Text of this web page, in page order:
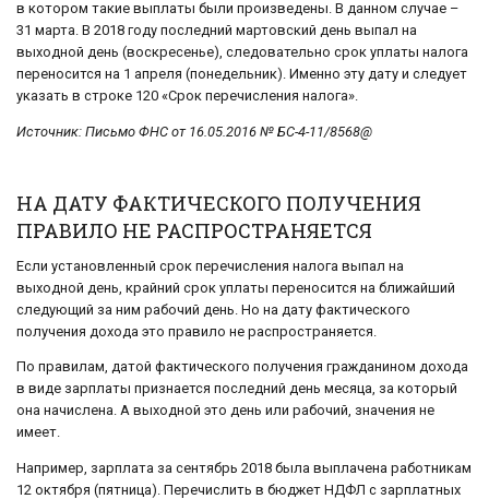
в котором такие выплаты были произведены. В данном случае –
31 марта. В 2018 году последний мартовский день выпал на
выходной день (воскресенье), следовательно срок уплаты налога
переносится на 1 апреля (понедельник). Именно эту дату и следует
указать в строке 120 «Срок перечисления налога».
Источник: Письмо ФНС от 16.05.2016 № БС-4-11/8568@
НА ДАТУ ФАКТИЧЕСКОГО ПОЛУЧЕНИЯ
ПРАВИЛО НЕ РАСПРОСТРАНЯЕТСЯ
Если установленный срок перечисления налога выпал на
выходной день, крайний срок уплаты переносится на ближайший
следующий за ним рабочий день. Но на дату фактического
получения дохода это правило не распространяется.
По правилам, датой фактического получения гражданином дохода
в виде зарплаты признается последний день месяца, за который
она начислена. А выходной это день или рабочий, значения не
имеет.
Например, зарплата за сентябрь 2018 была выплачена работникам
12 октября (пятница). Перечислить в бюджет НДФЛ с зарплатных